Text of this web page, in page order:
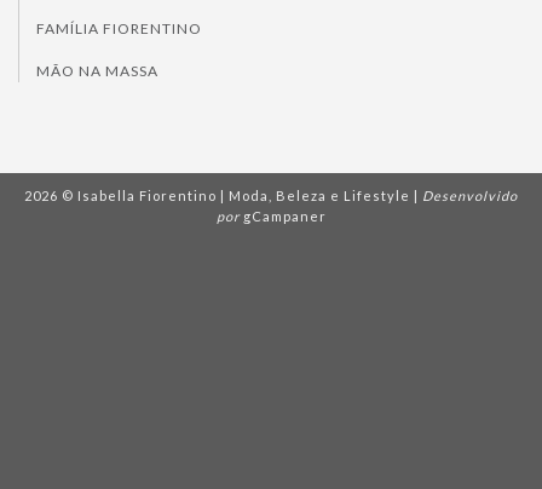
FAMÍLIA FIORENTINO
MÃO NA MASSA
2026 © Isabella Fiorentino | Moda, Beleza e Lifestyle | Desenvolvido
por gCampaner